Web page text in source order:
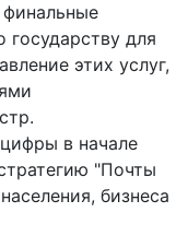
для
этих услуг,
в начале
"Почты
бизнеса